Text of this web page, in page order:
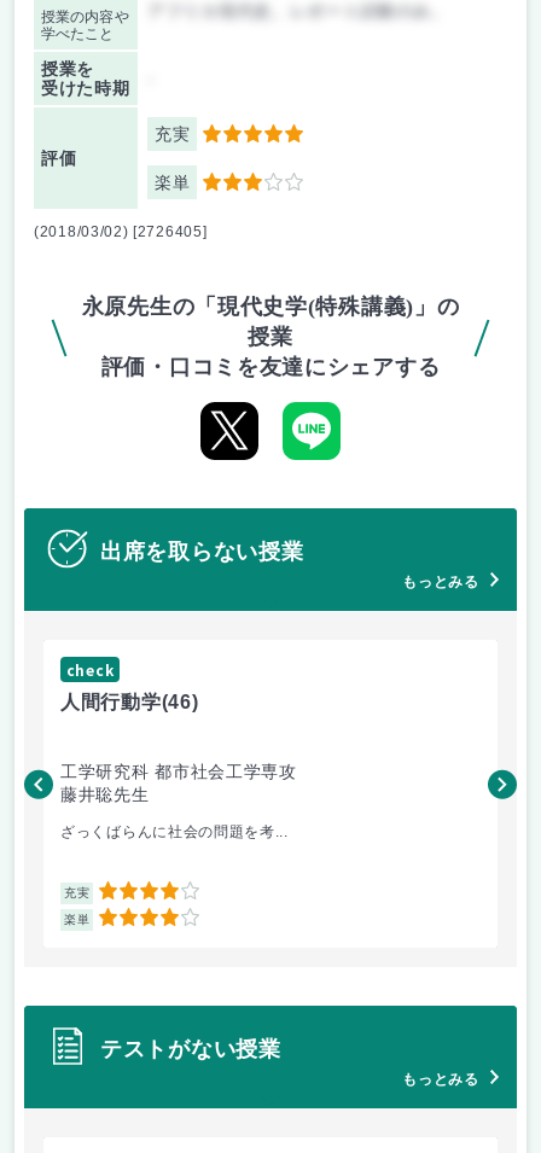
授業の内容や
学べたこと
アフリカ現代史。レポート試験のみ。
授業を
受けた時期
評価
充実 5
楽単 3
(2018/03/02) [2726405]
永原先生の「現代史学(特殊講義)」の
授業
評価・口コミを友達にシェアする
出席を取らない授業
もっとみる
check
人間行動学(46)
工学研究科 都市社会工学専攻
藤井聡先生
ざっくばらんに社会の問題を考...
充実 4
楽単 4
藤
テストがない授業
もっとみる